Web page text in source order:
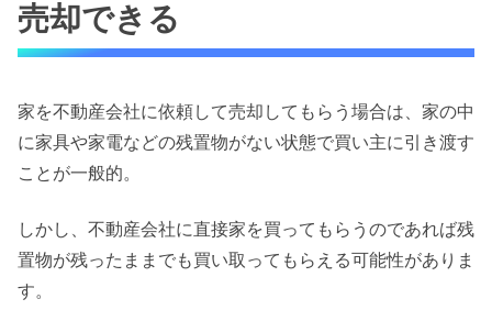
売却できる
家を不動産会社に依頼して売却してもらう場合は、家の中
に家具や家電などの残置物がない状態で買い主に引き渡す
ことが一般的。
しかし、不動産会社に直接家を買ってもらうのであれば残
置物が残ったままでも買い取ってもらえる可能性がありま
す。